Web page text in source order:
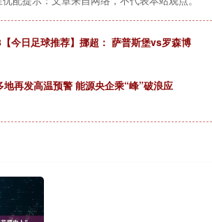
今日足球推荐】挪超： 萨普斯堡vs罗森博
地再发高温预警 能源央企乘“峰”破浪应